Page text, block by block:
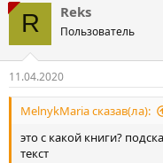
R Reks
Пользователь
11.04.2020
MelnykMaria сказав(ла):
это с какой книги?
текст